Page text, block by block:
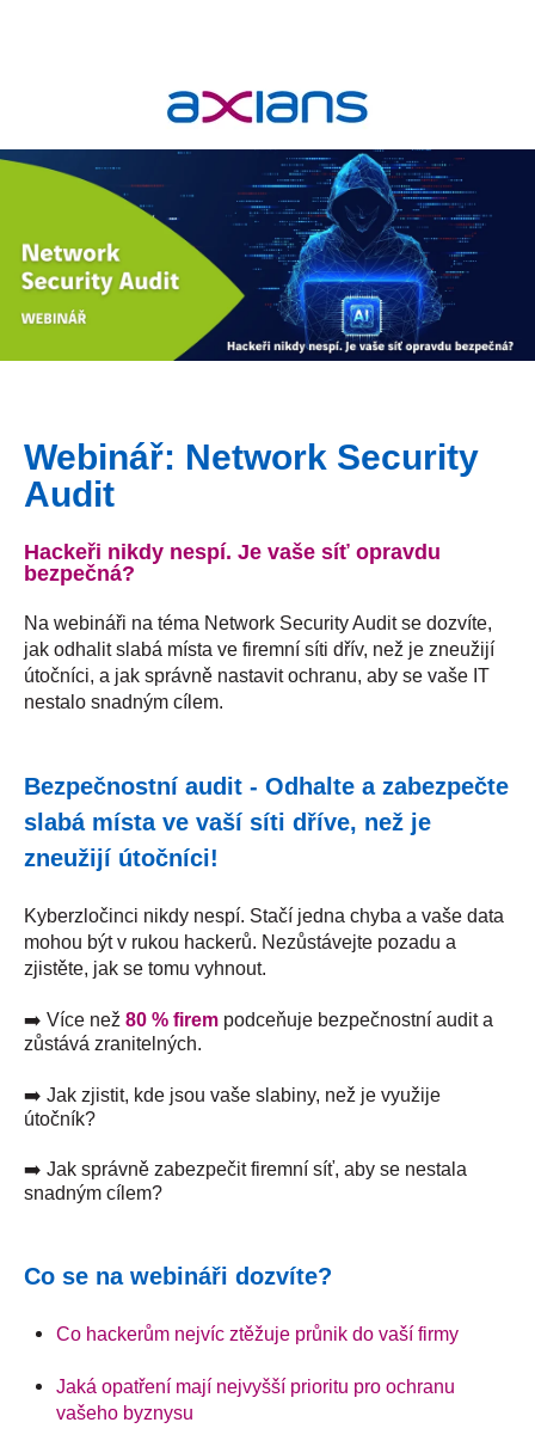
Webinář: Network Security
Audit
Hackeři nikdy nespí. Je vaše síť opravdu
bezpečná?
Na webináři na téma Network Security Audit se dozvíte,
jak odhalit slabá místa ve firemní síti dřív, než je zneužijí
útočníci, a jak správně nastavit ochranu, aby se vaše IT
nestalo snadným cílem.
Bezpečnostní audit - Odhalte a zabezpečte
slabá místa ve vaší síti dříve, než je
zneužijí útočníci!
Kyberzločinci nikdy nespí. Stačí jedna chyba a vaše data
mohou být v rukou hackerů. Nezůstávejte pozadu a
zjistěte, jak se tomu vyhnout.
➡️ Více než 80 % firem podceňuje bezpečnostní audit a
zůstává zranitelných.
➡️ Jak zjistit, kde jsou vaše slabiny, než je využije
útočník?
➡️ Jak správně zabezpečit firemní síť, aby se nestala
snadným cílem?
Co se na webináři dozvíte?
Co hackerům nejvíc ztěžuje průnik do vaší firmy
Jaká opatření mají nejvyšší prioritu pro ochranu
vašeho byznysu